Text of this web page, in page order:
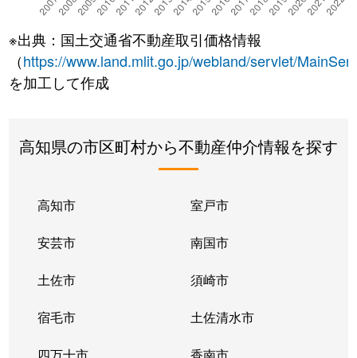
※出典：国土交通省不動産取引価格情報
（https://www.land.mlit.go.jp/webland/servlet/
を加工して作成
高知県の市区町村から不動産仲介情報を探す
高知市 室戸市
安芸市 南国市
土佐市 須崎市
宿毛市 土佐清水市